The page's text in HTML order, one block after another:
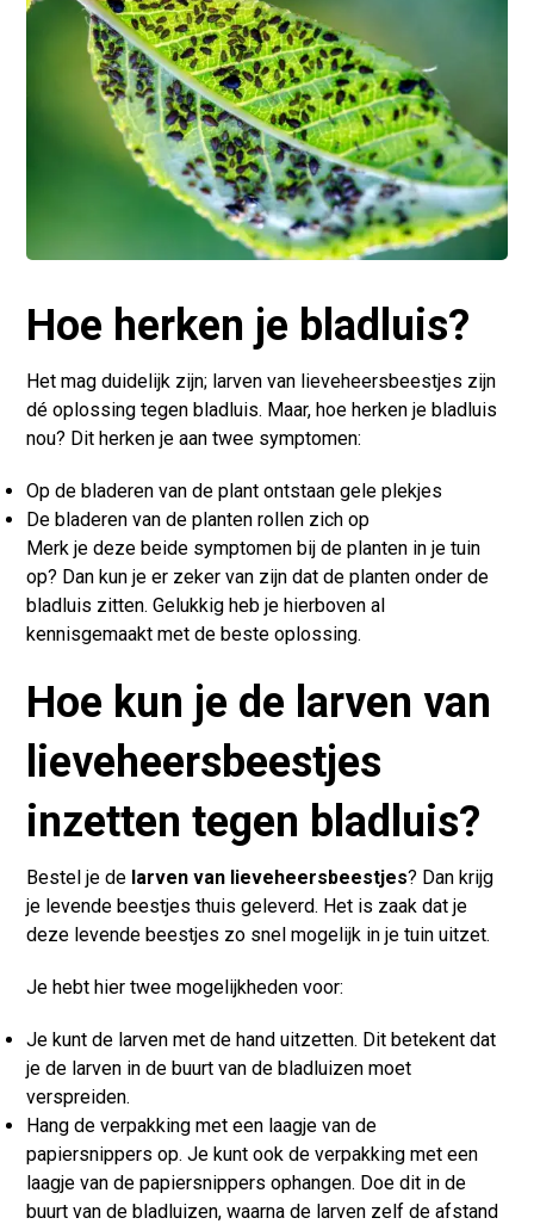
Hoe herken je bladluis?
Het mag duidelijk zijn; larven van lieveheersbeestjes zijn
dé oplossing tegen bladluis. Maar, hoe herken je bladluis
nou? Dit herken je aan twee symptomen:
Op de bladeren van de plant ontstaan gele plekjes
De bladeren van de planten rollen zich op
Merk je deze beide symptomen bij de planten in je tuin
op? Dan kun je er zeker van zijn dat de planten onder de
bladluis zitten. Gelukkig heb je hierboven al
kennisgemaakt met de beste oplossing.
Hoe kun je de larven van
lieveheersbeestjes
inzetten tegen bladluis?
Bestel je de larven van lieveheersbeestjes? Dan krijg
je levende beestjes thuis geleverd. Het is zaak dat je
deze levende beestjes zo snel mogelijk in je tuin uitzet.
Je hebt hier twee mogelijkheden voor:
Je kunt de larven met de hand uitzetten. Dit betekent dat
je de larven in de buurt van de bladluizen moet
verspreiden.
Hang de verpakking met een laagje van de
papiersnippers op. Je kunt ook de verpakking met een
laagje van de papiersnippers ophangen. Doe dit in de
buurt van de bladluizen, waarna de larven zelf de afstand